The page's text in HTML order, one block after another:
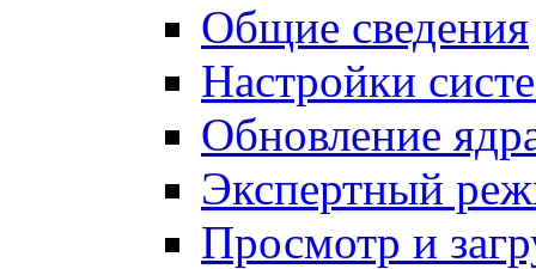
Общие сведения
Настройки
Обновление
Экспертный
Просмотр и